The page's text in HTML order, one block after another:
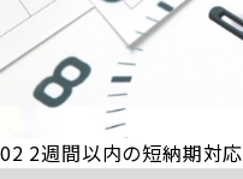
02 2週間以内の短納期対応